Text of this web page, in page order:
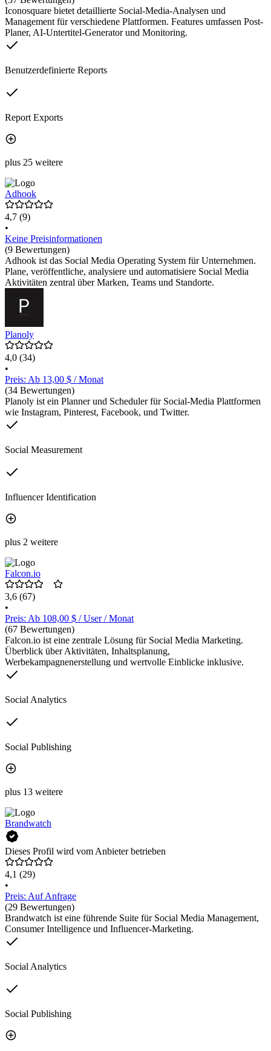
Iconosquare bietet detaillierte Social-Media-Analysen und
Management für verschiedene Plattformen. Features umfassen Post-
Planer, AI-Untertitel-Generator und Monitoring.
Benutzerdefinierte Reports
Report Exports
plus 25 weitere
Adhook
4,7 (9)
•
Keine Preisinformationen
(9 Bewertungen)
Adhook ist das Social Media Operating System für Unternehmen.
Plane, veröffentliche, analysiere und automatisiere Social Media
Aktivitäten zentral über Marken, Teams und Standorte.
Planoly
4,0 (34)
•
Preis: Ab 13,00 $ / Monat
(34 Bewertungen)
Planoly ist ein Planner und Scheduler für Social-Media Plattformen
wie Instagram, Pinterest, Facebook, und Twitter.
Social Measurement
Influencer Identification
plus 2 weitere
Falcon.io
3,6 (67)
•
Preis: Ab 108,00 $ / User / Monat
(67 Bewertungen)
Falcon.io ist eine zentrale Lösung für Social Media Marketing.
Überblick über Aktivitäten, Inhaltsplanung,
Werbekampagnenerstellung und wertvolle Einblicke inklusive.
Social Analytics
Social Publishing
plus 13 weitere
Brandwatch
Dieses Profil wird vom Anbieter betrieben
4,1 (29)
•
Preis: Auf Anfrage
(29 Bewertungen)
Brandwatch ist eine führende Suite für Social Media Management,
Consumer Intelligence und Influencer-Marketing.
Social Analytics
Social Publishing